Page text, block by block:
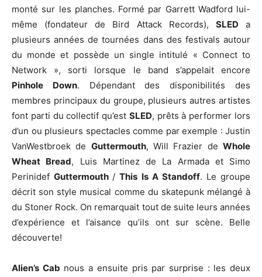
monté sur les planches. Formé par Garrett Wadford lui-
même (fondateur de Bird Attack Records), SLED a
plusieurs années de tournées dans des festivals autour
du monde et possède un single intitulé « Connect to
Network », sorti lorsque le band s’appelait encore
Pinhole Down. Dépendant des disponibilités des
membres principaux du groupe, plusieurs autres artistes
font parti du collectif qu’est SLED, prêts à performer lors
d’un ou plusieurs spectacles comme par exemple : Justin
VanWestbroek de Guttermouth, Will Frazier deWhole
Wheat Bread, Luis Martinez de La Armada et Simo
PerinidefGuttermouth /This Is A Standoff. Le groupe
décrit son style musical comme du skatepunk mélangé à
du Stoner Rock. On remarquait tout de suite leurs années
d’expérience et l’aisance qu’ils ont sur scène. Belle
découverte!
Alien’s Cab nous a ensuite pris par surprise : les deux